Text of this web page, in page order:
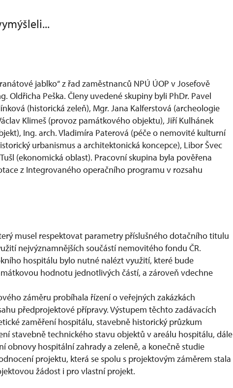
jablko“ z řad zaměstnanců NPÚ ÚOP v Josefově
Oldřicha Peška. Členy uvedené skupiny byli PhDr. Pavel
(historická zeleň), Mgr. Jana Kalferstová (archeologie
Klimeš (provoz památkového objektu), Jiří Kulhánek
Ing. arch. Vladimíra Paterová (péče o nemovité kulturní
urbanismus a architektonická koncepce), Libor Švec
(ekonomická oblast). Pracovní skupina byla pověřena
z Integrovaného operačního programu v rozsahu
musel respektovat parametry příslušného dotačního titulu
nejvýznamnějších součástí nemovitého fondu ČR.
hospitálu bylo nutné nalézt využití, které bude
hodnotu jednotlivých částí, a zároveň vdechne
záměru probíhala řízení o veřejných zakázkách
předprojektové přípravy. Výstupem těchto zadávacích
zaměření hospitálu, stavebně historický průzkum
stavebně technického stavu objektů v areálu hospitálu, dále
obnovy hospitální zahrady a zeleně, a konečně studie
projektu, která se spolu s projektovým záměrem stala
žádost i pro vlastní projekt.